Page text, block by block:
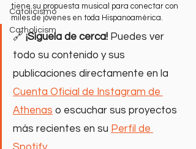
Catolicismo
Catholicism
tiene su propuesta musical para conectar con
miles de jóvenes en toda Hispanoamérica.
🔗 ¡Síguela de cerca! Puedes ver
todo su contenido y sus
publicaciones directamente en la
Cuenta Oficial de Instagram de
Athenas o escuchar sus proyectos
más recientes en su Perfil de